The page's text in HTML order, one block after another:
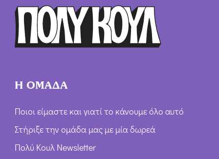
Η ΟΜΑΔΑ
Ποιοι είμαστε και γιατί το κάνουμε όλο αυτό
Στήριξε την ομάδα μας με μία δωρεά
Πολύ Κουλ Newsletter